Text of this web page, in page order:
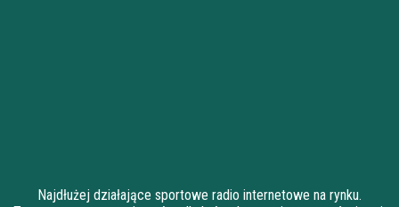
Najdłużej działające sportowe radio internetowe na rynku.